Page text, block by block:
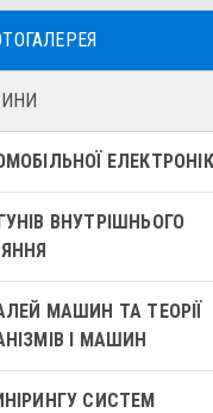
ВНУТРІШНЬОГО
МАШИН ТА ТЕОРІЇ
І МАШИН
СИСТЕМ